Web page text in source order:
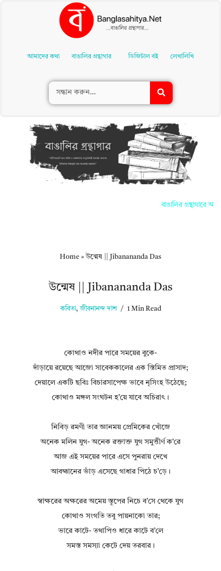
Contentআমাদের কথা বাঙালির গ্রন্থাগার ডিজিটাল বই লেখালিখি
বাঙালির গ্রন্থাগারে
Home »উন্মেষ || Jibanananda Das
উন্মেষ || Jibanananda Das
কবিতা, জীবনানন্দ দাশ 1 Min Read
কোথাও নদীর পারে সময়ের বুকে-
দাঁড়ায়ে রয়েছে আজো সাবেককালের এক স্তিমিত প্রাসাদ;
দেয়ালে একটি ছবিঃ বিচারসাপেক্ষ ভাবে নৃসিংহ উঠেছে;
কোথাও মঙ্গল সংঘটন হ’য়ে যাবে অচিরাৎ।
নিবিড় রমণী তার জ্ঞানময় প্রেমিকের খোঁজে
অনেক মলিন যুগ- অনেক রক্তাক্ত যুগ সমুত্তীর্ণ ক’রে
আজ এই সময়ের পারে এসে পুনরায় দেখে
আবহ্মানের ভাঁড় এসেছে গাধার পিঠে চ’ড়ে।
স্বাক্ষরের অক্ষরের অমেয় স্তূপের নিচে ব’সে থেকে যুগ
কোথাও সংগতি তবু পায়নাকো তার;
ভারে কাটে- তথাপিও ধারে কাটে ব’লে
সমস্ত সমস্যা কেটে দেয় তরবার।